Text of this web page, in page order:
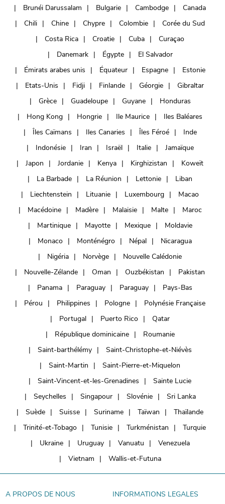
Brunéi Darussalam
Bulgarie Cambodge
Canada
Chili
Chine Chypre Colombie
Corée du Sud
Costa Rica
Croatie Cuba
Curaçao
Danemark
Égypte
El Salvador
Émirats arabes unis
Équateur Espagne
Estonie
Etats-Unis
Fidji Finlande Géorgie
Gibraltar
Grèce
Guadeloupe Guyane
Honduras
Hong Kong
Hongrie Ile Maurice
Iles Baléares
Îles Caïmans
Iles Canaries Îles Féroé
Inde
Indonésie
Iran Israël Italie
Jamaïque
Japon
Jordanie Kenya Kirghizistan
Koweït
La Barbade
La Réunion Lettonie
Liban
Liechtenstein
Lituanie Luxembourg
Macao
Macédoine
Madère Malaisie Malte
Maroc
Martinique
Mayotte Mexique
Moldavie
Monaco
Monténégro Népal
Nicaragua
Nigéria
Norvège
Nouvelle Calédonie
Nouvelle-Zélande
Oman Ouzbékistan
Pakistan
Panama
Paraguay Paraguay
Pays-Bas
Pérou
Philippines Pologne
Polynésie Française
Portugal
Puerto Rico
Qatar
République dominicaine
Roumanie
Saint-barthélémy
Saint-Christophe-et-Niévès
Saint-Martin
Saint-Pierre-et-Miquelon
Saint-Vincent-et-les-Grenadines
Sainte Lucie
Seychelles
Singapour Slovénie
Sri Lanka
Suède
Suisse Suriname Taïwan
Thaïlande
Trinité-et-Tobago
Tunisie Turkménistan
Turquie
Ukraine
Uruguay Vanuatu
Venezuela
Vietnam
Wallis-et-Futuna
A PROPOS DE NOUS
INFORMATIONS LEGALES